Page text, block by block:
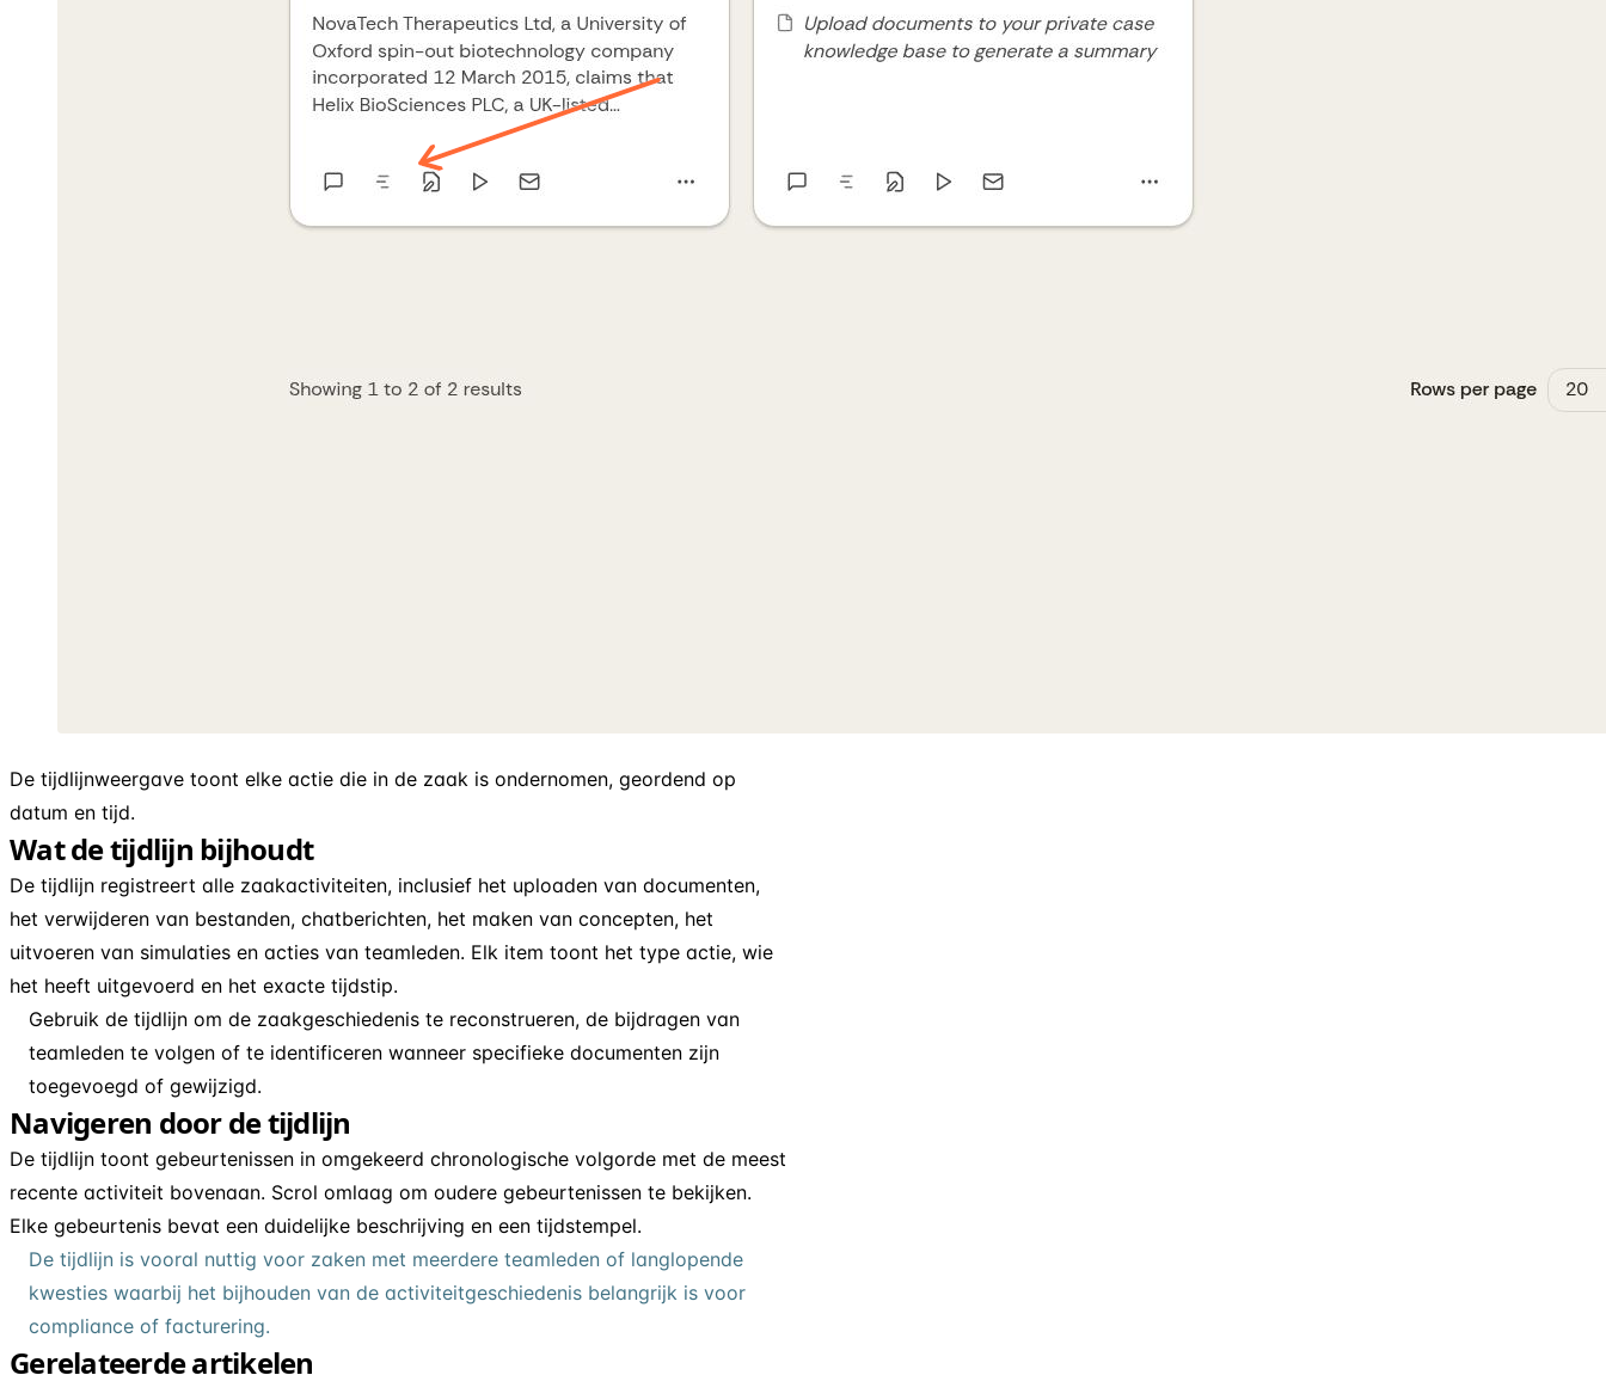
De tijdlijnweergave toont elke actie die in de zaak is ondernomen, geordend op
datum en tijd.
Wat de tijdlijn bijhoudt
De tijdlijn registreert alle zaakactiviteiten, inclusief het uploaden van documenten,
het verwijderen van bestanden, chatberichten, het maken van concepten, het
uitvoeren van simulaties en acties van teamleden. Elk item toont het type actie, wie
het heeft uitgevoerd en het exacte tijdstip.
Gebruik de tijdlijn om de zaakgeschiedenis te reconstrueren, de bijdragen van
teamleden te volgen of te identificeren wanneer specifieke documenten zijn
toegevoegd of gewijzigd.
Navigeren door de tijdlijn
De tijdlijn toont gebeurtenissen in omgekeerd chronologische volgorde met de meest
recente activiteit bovenaan. Scrol omlaag om oudere gebeurtenissen te bekijken.
Elke gebeurtenis bevat een duidelijke beschrijving en een tijdstempel.
De tijdlijn is vooral nuttig voor zaken met meerdere teamleden of langlopende
kwesties waarbij het bijhouden van de activiteitgeschiedenis belangrijk is voor
compliance of facturering.
Gerelateerde artikelen